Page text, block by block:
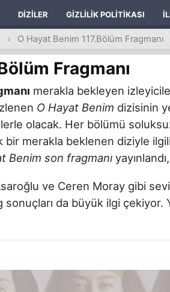
DIZILER GIZLILIK POLITIKASI
O Hayat Benim 117.Bölüm Fragmanı
Fragmanı
merakla bekleyen
O Hayat Benim dizisinin
olacak. Her bölümü
bir merakla beklenen diziyle
Benim son fragmanı
ve Ceren Moray gibi
da büyük ilgi çekiyor.